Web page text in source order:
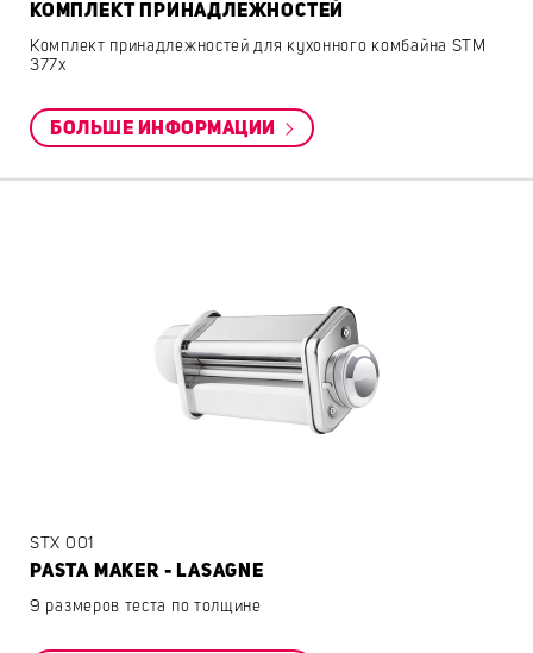
КОМПЛЕКТ ПРИНАДЛЕЖНОСТЕЙ
Комплект принадлежностей для кухонного комбайна STM
377x
БОЛЬШЕ ИНФОРМАЦИИ
STX 001
PASTA MAKER - LASAGNE
9 размеров теста по толщине